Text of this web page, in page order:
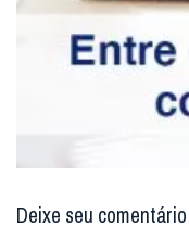
Deixe seu comentário